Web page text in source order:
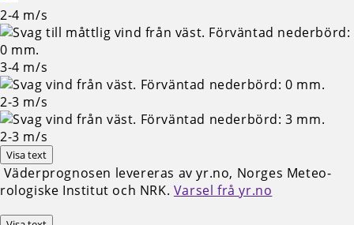
2-4 m/s
3-4 m/s
2-3 m/s
2-3 m/s
Visa text
Väderprognosen levereras av yr.no, Norges Meteo­
rologiske Institut och NRK. Varsel frå yr.no